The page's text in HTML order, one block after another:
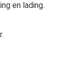
en lading.